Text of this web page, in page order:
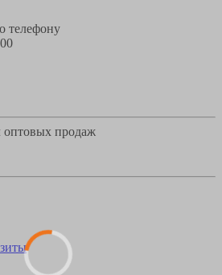
телефону
продаж